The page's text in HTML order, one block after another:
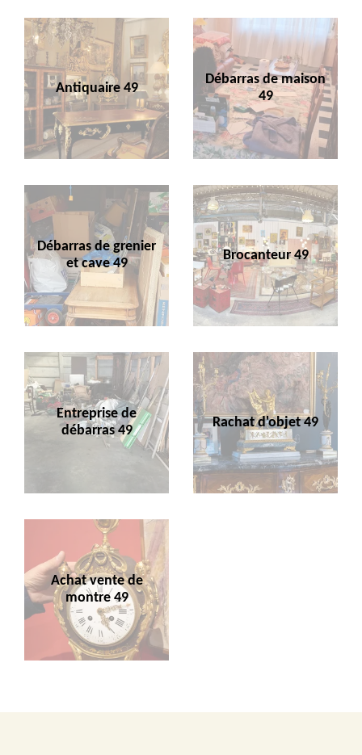
Antiquaire 49
Débarras de maison
49
Débarras de grenier
et cave 49
Brocanteur 49
Entreprise de
débarras 49
Rachat d'objet 49
Achat vente de
montre 49